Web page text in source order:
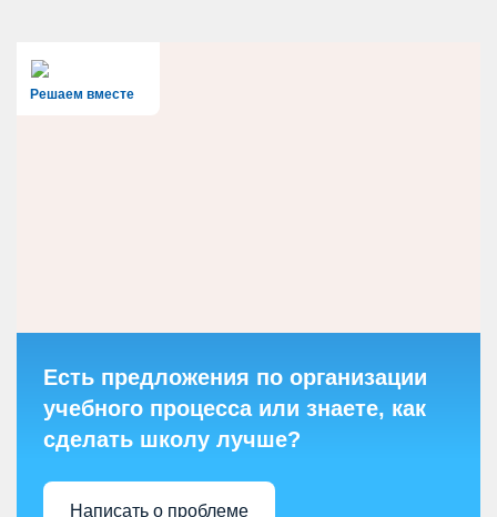
Решаем вместе
Есть предложения по организации
учебного процесса или знаете, как
сделать школу лучше?
Написать о проблеме